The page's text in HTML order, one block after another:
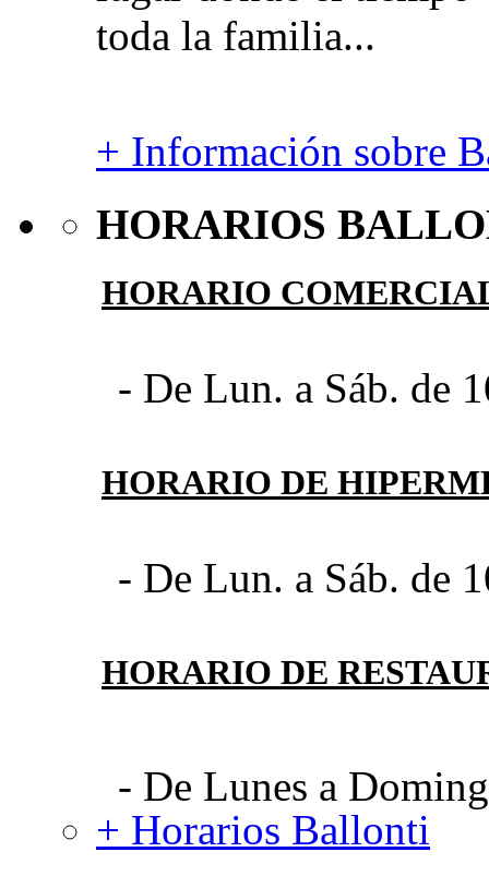
toda la familia...
+ Información sobre
HORARIOS
HORARIO
- De Lun. a Sáb. de
HORARIO DE
- De Lun. a Sáb. de
HORARIO DE
- De Lunes a
+ Horarios Ballonti